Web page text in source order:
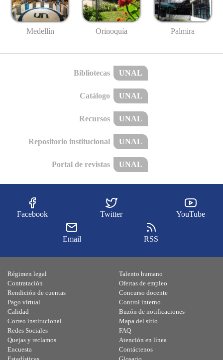
Medellín Orinoquía Palmira
Bibliotecas UNAL
Catálogo UNAL
Recursos UNAL
Repositorio institucional UNAL
Portal de revistas UNAL
Facebook Twitter YouTube
Email RSS
Régimen legal
Contratación
Rendición de cuentas
Pago virtual
Calidad
Talento humano
Ofertas de empleo
Concurso docente
Control interno
Buzón de notificaciones
Correo institucional
Redes Sociales
Quejas y reclamos
Encuesta
Mapa del sitio
FAQ
Atención en línea
Contáctenos